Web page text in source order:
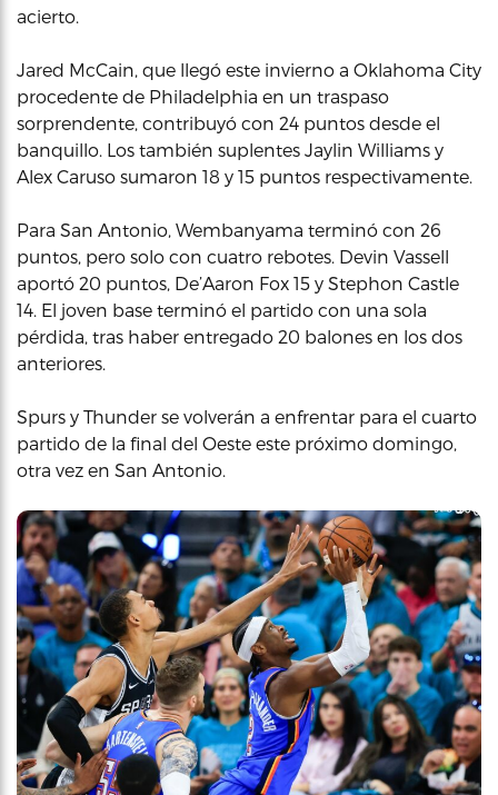
acierto.
Jared McCain, que llegó este invierno a Oklahoma City
procedente de Philadelphia en un traspaso
sorprendente, contribuyó con 24 puntos desde el
banquillo. Los también suplentes Jaylin Williams y
Alex Caruso sumaron 18 y 15 puntos respectivamente.
Para San Antonio, Wembanyama terminó con 26
puntos, pero solo con cuatro rebotes. Devin Vassell
aportó 20 puntos, De’Aaron Fox 15 y Stephon Castle
14. El joven base terminó el partido con una sola
pérdida, tras haber entregado 20 balones en los dos
anteriores.
Spurs y Thunder se volverán a enfrentar para el cuarto
partido de la final del Oeste este próximo domingo,
otra vez en San Antonio.